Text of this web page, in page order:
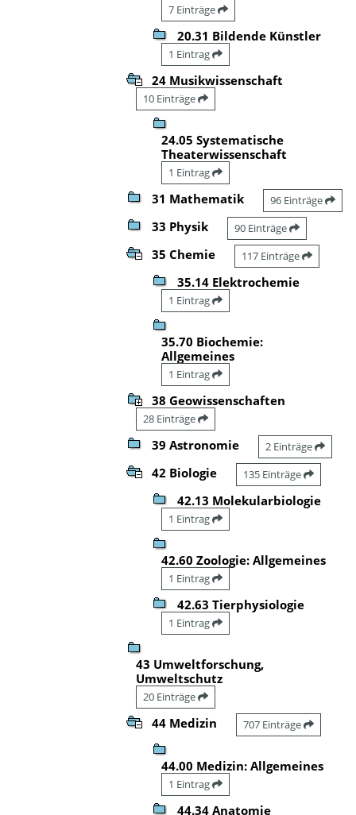
7 Einträge
20.31 Bildende Künstler
1 Eintrag
24 Musikwissenschaft
10 Einträge
24.05 Systematische
Theaterwissenschaft
1 Eintrag
31 Mathematik 96 Einträge
33 Physik 90 Einträge
35 Chemie 117 Einträge
35.14 Elektrochemie
1 Eintrag
35.70 Biochemie:
Allgemeines
1 Eintrag
38 Geowissenschaften
28 Einträge
39 Astronomie 2 Einträge
42 Biologie 135 Einträge
42.13 Molekularbiologie
1 Eintrag
42.60 Zoologie: Allgemeines
1 Eintrag
42.63 Tierphysiologie
1 Eintrag
43 Umweltforschung,
Umweltschutz
20 Einträge
44 Medizin 707 Einträge
44.00 Medizin: Allgemeines
1 Eintrag
44.34 Anatomie